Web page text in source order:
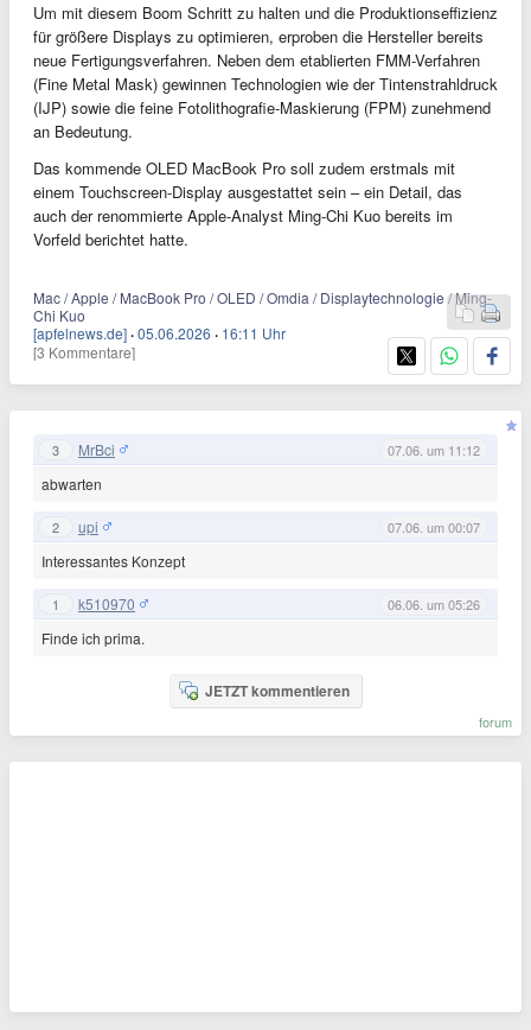
Um mit diesem Boom Schritt zu halten und die Produktionseffizienz
für größere Displays zu optimieren, erproben die Hersteller bereits
neue Fertigungsverfahren. Neben dem etablierten FMM-Verfahren
(Fine Metal Mask) gewinnen Technologien wie der Tintenstrahldruck
(IJP) sowie die feine Fotolithografie-Maskierung (FPM) zunehmend
an Bedeutung.
Das kommende OLED MacBook Pro soll zudem erstmals mit
einem Touchscreen-Display ausgestattet sein – ein Detail, das
auch der renommierte Apple-Analyst Ming-Chi Kuo bereits im
Vorfeld berichtet hatte.
Mac / Apple / MacBook Pro / OLED / Omdia / Displaytechnologie / Ming-
Chi Kuo
[apfelnews.de] ·05.06.2026 · 16:11 Uhr
[3 Kommentare]
3 MrBci 07.06. um 11:12
abwarten
2 upi 07.06. um 00:07
Interessantes Konzept
1 k510970 06.06. um 05:26
Finde ich prima.
JETZT kommentieren
forum